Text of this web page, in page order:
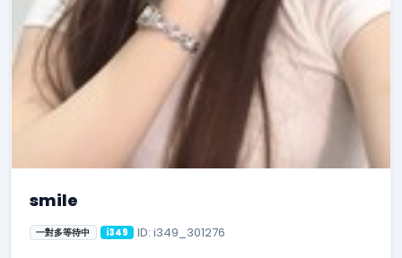
smile
一對多等待中 i349 ID: i349_301276